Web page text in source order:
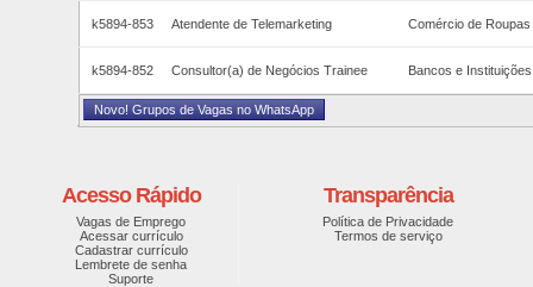
k5894-853 Atendente de Telemarketing Comércio de
k5894-852 Consultor(a) de Negócios Trainee Bancos e
Novo! Grupos de Vagas no WhatsApp
Acesso Rápido
Vagas de Emprego
Acessar currículo
Cadastrar currículo
Lembrete de senha
Suporte
Transparência
Política de Privacidade
Termos de serviço